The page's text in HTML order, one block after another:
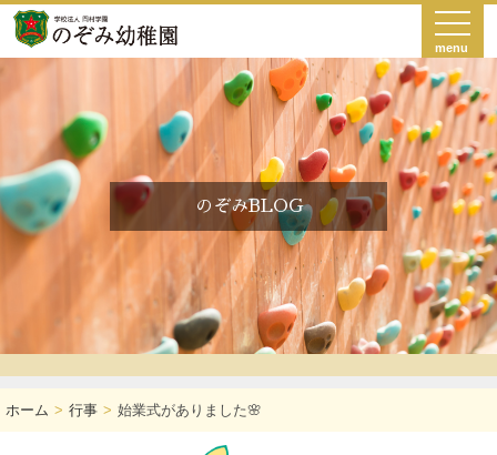
menu
のぞみBLOG
ホーム 行事 始業式がありました🌸